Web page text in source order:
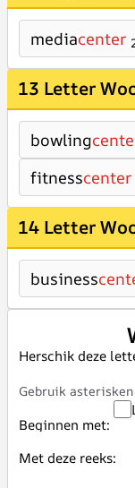
mediacenter
13 Letter
bowling
fitnesscenter
14 Letter
business
Herschik deze
Gebruik
Beginnen met:
Met deze reeks: